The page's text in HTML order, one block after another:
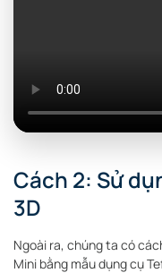
Cách 2: Sử
3D
Ngoài ra, chúng ta có
Mini bằng mẫu dụng cụ